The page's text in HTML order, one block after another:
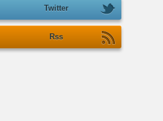
Twitter
Rss